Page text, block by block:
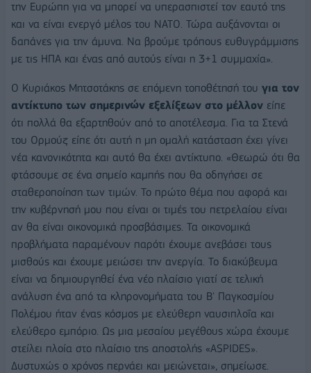
την Ευρώπη για να μπορεί να υπερασπιστεί τον εαυτό της
και να είναι ενεργό μέλος του ΝΑΤΟ. Τώρα αυξάνονται οι
δαπάνες για την άμυνα. Να βρούμε τρόπους ευθυγράμμισης
με τις ΗΠΑ και ένας από αυτούς είναι η 3+1 συμμαχία».
Ο Κυριάκος Μητσοτάκης σε επόμενη τοποθέτησή του για τον
αντίκτυπο των σημερινών εξελίξεων στο μέλλον είπε
ότι πολλά θα εξαρτηθούν από το αποτέλεσμα. Για τα Στενά
του Ορμούζ είπε ότι αυτή η μη ομαλή κατάσταση έχει γίνει
νέα κανονικότητα και αυτό θα έχει αντίκτυπο. «Θεωρώ ότι θα
φτάσουμε σε ένα σημείο καμπής που θα οδηγήσει σε
σταθεροποίηση των τιμών. Το πρώτο θέμα που αφορά και
την κυβέρνησή μου που είναι οι τιμές του πετρελαίου είναι
αν θα είναι οικονομικά προσβάσιμες. Τα οικονομικά
προβλήματα παραμένουν παρότι έχουμε ανεβάσει τους
μισθούς και έχουμε μειώσει την ανεργία. Το διακύβευμα
είναι να δημιουργηθεί ένα νέο πλαίσιο γιατί σε τελική
ανάλυση ένα από τα κληρονομήματα του Β' Παγκοσμίου
Πολέμου ήταν ένας κόσμος με ελεύθερη ναυσιπλοΐα και
ελεύθερο εμπόριο. Ως μια μεσαίου μεγέθους χώρα έχουμε
στείλει πλοία στο πλαίσιο της αποστολής «ASPIDES».
Δυστυχώς ο χρόνος περνάει και μειώνεται», σημείωσε.